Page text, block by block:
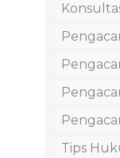
Tips